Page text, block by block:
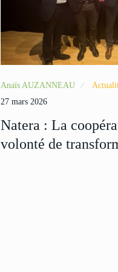
Anaïs AUZANNEAU
27 mars 2026
Natera : La
volonté de